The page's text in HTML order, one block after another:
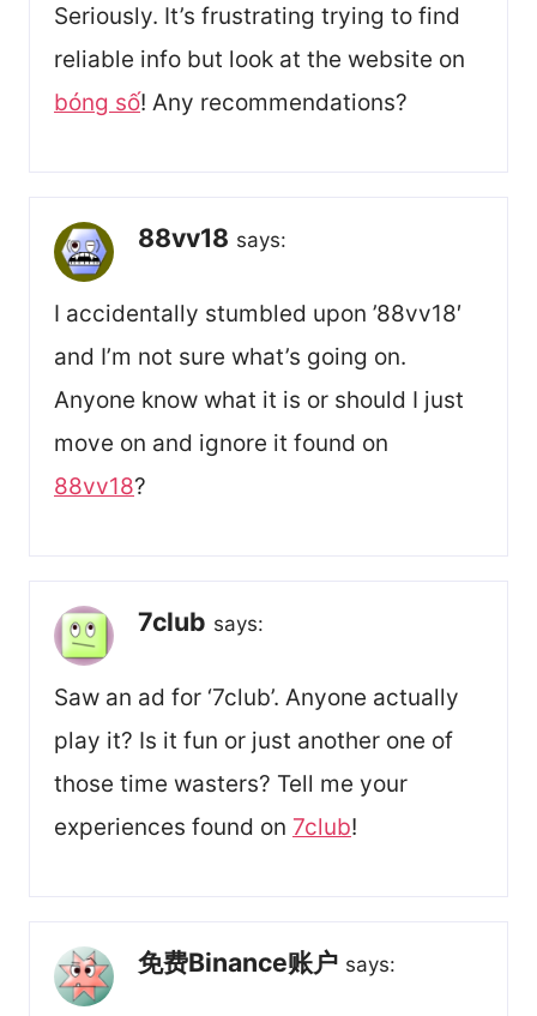
Seriously. It’s frustrating trying to find
reliable info but look at the website on
bóng số! Any recommendations?
88vv18 says:
I accidentally stumbled upon ’88vv18′
and I’m not sure what’s going on.
Anyone know what it is or should I just
move on and ignore it found on
88vv18?
7club says:
Saw an ad for ‘7club’. Anyone actually
play it? Is it fun or just another one of
those time wasters? Tell me your
experiences found on 7club!
免费Binance账户 says: